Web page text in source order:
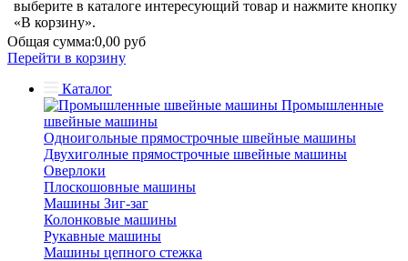
выберите в каталоге интересующий товар и нажмите кнопку
«В корзину».
Общая сумма:0,00 руб
Перейти в корзину
Каталог
Промышленные
швейные машины
Одноигольные прямострочные швейные машины
Двухиголные прямострочные швейные машины
Оверлоки
Плоскошовные машины
Машины Зиг-заг
Колонковые машины
Рукавные машины
Машины цепного стежка